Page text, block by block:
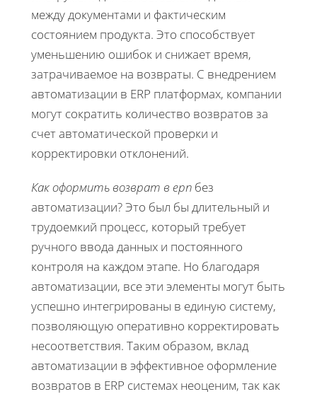
между документами и фактическим
состоянием продукта. Это способствует
уменьшению ошибок и снижает время,
затрачиваемое на возвраты. С внедрением
автоматизации в ERP платформах, компании
могут сократить количество возвратов за
счет автоматической проверки и
корректировки отклонений.
Как оформить возврат в ерп без
автоматизации? Это был бы длительный и
трудоемкий процесс, который требует
ручного ввода данных и постоянного
контроля на каждом этапе. Но благодаря
автоматизации, все эти элементы могут быть
успешно интегрированы в единую систему,
позволяющую оперативно корректировать
несоответствия. Таким образом, вклад
автоматизации в эффективное оформление
возвратов в ERP системах неоценим, так как